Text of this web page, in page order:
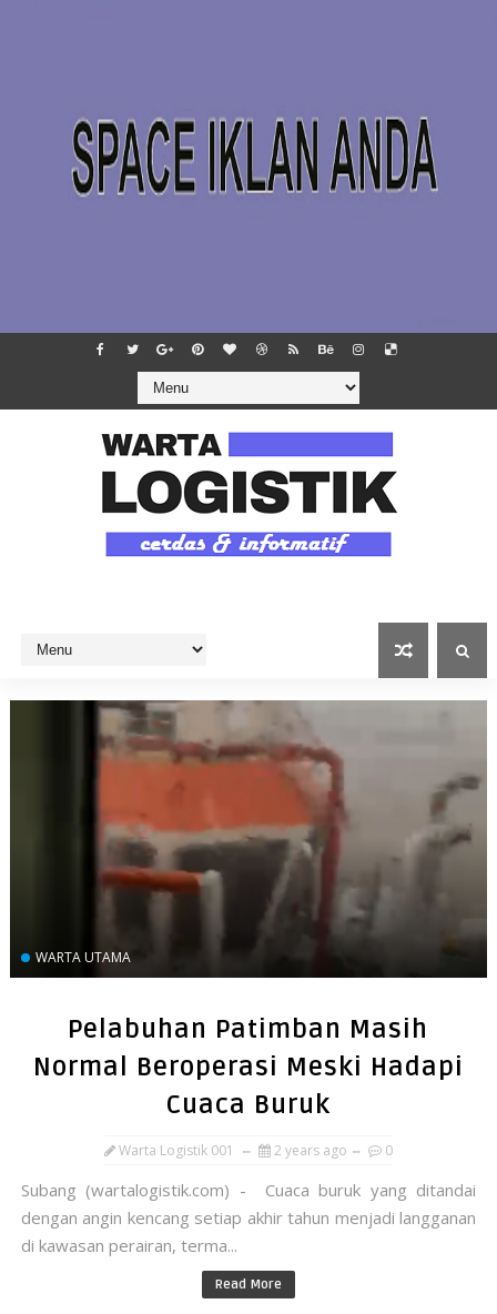
WARTA UTAMA
Pelabuhan Patimban Masih
Normal Beroperasi Meski Hadapi
Cuaca Buruk
Warta Logistik 001 2 years ago 0
Subang (wartalogistik.com) - Cuaca buruk yang ditandai
dengan angin kencang setiap akhir tahun menjadi langganan
di kawasan perairan, terma...
Read More